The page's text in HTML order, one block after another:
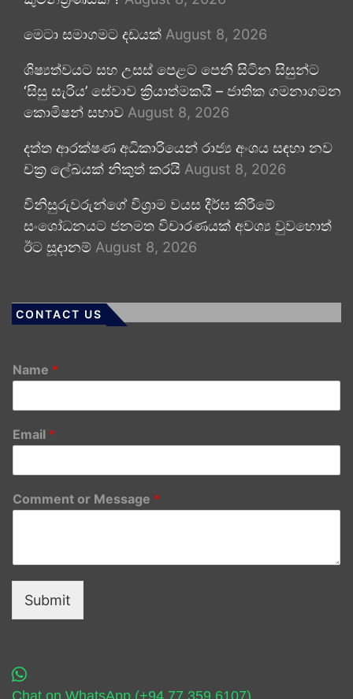
මෙටා සමාගමට දඩයක් August 8, 2026
ශිෂ්‍යත්වයට සහ උසස් පෙළට පෙනී සිටින සිසුන්ට
‘සිසු සැරිය’ සේවාව ක්‍රියාත්මකයි – ජාතික ගමනාගමන
කොමිෂන් සභාව August 8, 2026
දත්ත ආරක්ෂණ අධිකාරියෙන් රාජ්‍ය අංශය සඳහා නව
චක්‍ර ලේඛයක් නිකුත් කරයි August 8, 2026
විනිසුරුවරුන්ගේ විශ්‍රාම වයස දීර්ඝ කිරීමේ
සංශෝධනයට ජනමත විචාරණයක් අවශ්‍ය වුවහොත්
ඊට සූදානම් August 8, 2026
CONTACT US
Name *
Email *
Comment or Message *
Submit
Chat on WhatsApp (+94 77 359 6107)